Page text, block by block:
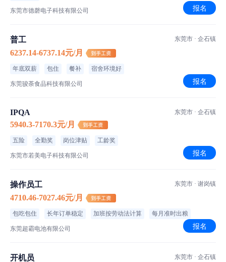
东莞市德磬电子科技有限公司 报名
普工
6237.14-6737.14元/月
年底双薪 包住 餐补 宿舍环境好
东莞骏荼食品科技有限公司
东莞市 · 企石镇
报名
IPQA
5940.3-7170.3元/月
五险 全勤奖 岗位津贴 工龄奖
东莞市若美电子科技有限公司
东莞市 · 企石镇
报名
操作员工
4710.46-7027.46元/月
包吃包住 长年订单稳定 加班按劳动法计算 每月准时出粮
东莞超霸电池有限公司
东莞市 · 谢岗镇
报名
开机员
东莞市 · 企石镇